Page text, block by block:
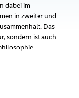
dabei im
in zweiter und
Das
sondern ist auch